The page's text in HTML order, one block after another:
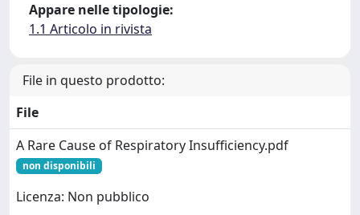
Appare nelle tipologie:
1.1 Articolo in rivista
File in questo prodotto:
File
A Rare Cause of Respiratory Insufficiency.pdf
non disponibili
Licenza: Non pubblico